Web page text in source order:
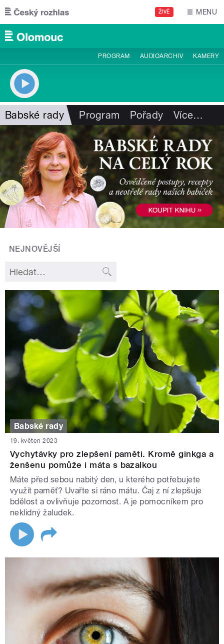
Přejít k hlavnímu obsahu
ŽIVĚ MENU
PROGRAM AUDIOARCHIV KAMERY
Babské rady Program Pořady Více…
NEJNOVĚJŠÍ
Babské rady
19. květen 2023
Vychytávky pro zlepšení paměti. Kromě ginkga a
ženšenu pomůže i máta s bazalkou
Máte před sebou nabitý den, u kterého potřebujete
využít paměť? Uvařte si ráno mátu. Čaj z ní zlepšuje
bdělost a ovlivňuje pozornost. A je pomocníkem pro
neklidný žaludek.